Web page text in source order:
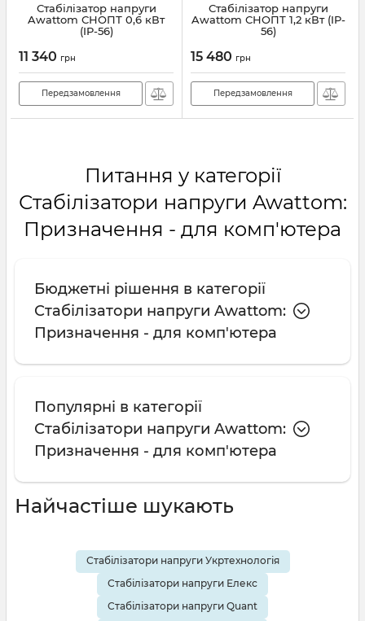
Стабілізатор напруги
Awattom СНОПТ 0,6 кВт
(IP-56)
11 340 грн
Передзамовлення
Стабілізатор напруги
Awattom СНОПТ 1,2 кВт (IP-
56)
15 480 грн
Передзамовлення
Питання у категорії
Стабілізатори напруги Awattom:
Призначення - для комп'ютера
Бюджетні рішення в категорії
Стабілізатори напруги Awattom:
Призначення - для комп'ютера
Популярні в категорії
Стабілізатори напруги Awattom:
Призначення - для комп'ютера
Найчастіше шукають
Стабілізатори напруги Укртехнологія
Стабілізатори напруги Елекс
Стабілізатори напруги Quant